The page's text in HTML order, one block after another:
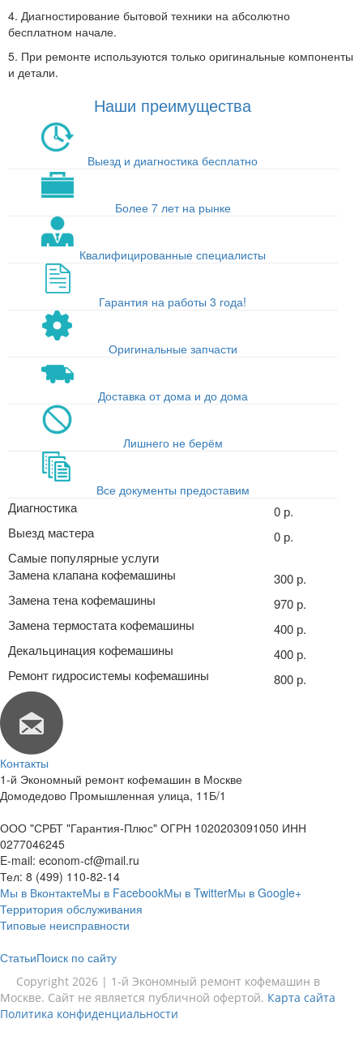
4. Диагностирование бытовой техники на абсолютно
бесплатном начале.
5. При ремонте используются только оригинальные компоненты
и детали.
Наши преимущества
Выезд и диагностика бесплатно
Более 7 лет на рынке
Квалифицированные специалисты
Гарантия на работы 3 года!
Оригинальные запчасти
Доставка от дома и до дома
Лишнего не берём
Все документы предоставим
Диагностика
0 р.
Выезд мастера
0 р.
Самые популярные услуги
Замена клапана кофемашины
300 р.
Замена тена кофемашины
970 р.
Замена термостата кофемашины
400 р.
Декальцинация кофемашины
400 р.
Ремонт гидросистемы кофемашины
800 р.
Контакты
1-й Экономный ремонт кофемашин в Москве
Домодедово Промышленная улица, 11Б/1
ООО "СРБТ "Гарантия-Плюс" ОГРН 1020203091050 ИНН
0277046245
E-mail: econom-cf@mail.ru
Тел: 8 (499) 110-82-14
Мы в ВконтактеМы в FacebookМы в TwitterМы в Google+
Территория обслуживания
Типовые неисправности
СтатьиПоиск по сайту
Copyright 2026 | 1-й Экономный ремонт кофемашин в
Москве. Сайт не является публичной офертой. Карта сайта
Политика конфиденциальности